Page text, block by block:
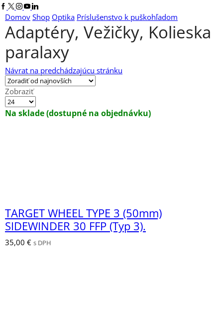
Facebook
Twitter
Instagram
Youtube
Linkedin
Domov Shop Optika Príslušenstvo k puškohľadom
Adaptéry, Vežičky, Kolieska
paralaxy
Návrat na predchádzajúcu stránku
Zobraziť
Výrobkov
na
Na sklade (dostupné na objednávku)
TARGET WHEEL TYPE 3 (50mm)
SIDEWINDER 30 FFP (Typ 3).
35,00 € s DPH